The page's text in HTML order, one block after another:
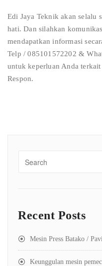
Edi Jaya Teknik akan selalu
hati. Dan silahkan
mendapatkan informasi
Telp / 085101572202 &
untuk keperluan Anda
Respon.
Recent Posts
Mesin Press Batako /
Keunggulan mesin